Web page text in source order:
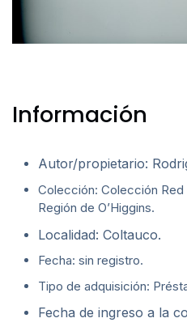
Información
Autor/propietario:
Colección: Colección
Región de O’Higgins.
Localidad: Coltauco.
Fecha: sin registro.
Tipo de adquisición:
Fecha de ingreso a la